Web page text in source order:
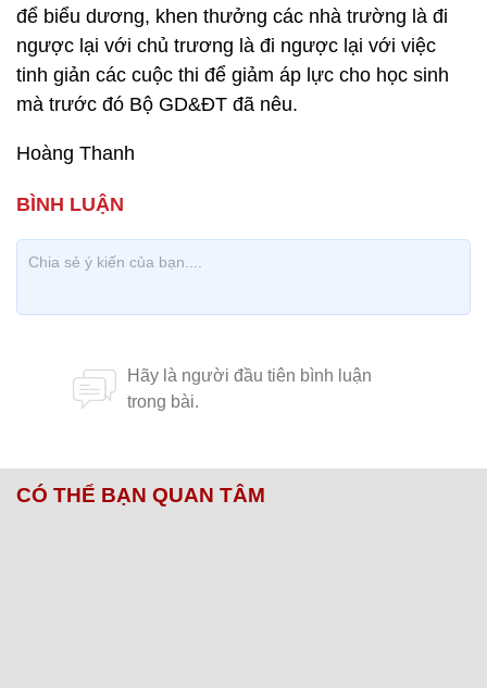
để biểu dương, khen thưởng các nhà trường là đi
ngược lại với chủ trương là đi ngược lại với việc
tinh giản các cuộc thi để giảm áp lực cho học sinh
mà trước đó Bộ GD&ĐT đã nêu.
Hoàng Thanh
CÓ THỂ BẠN QUAN TÂM